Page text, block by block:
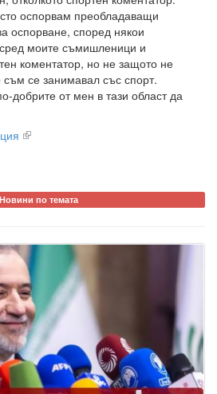
оспорвам преобладаващи
оспорване, според някои
моите съмишленици и
коментатор, но не защото не
се занимавал със спорт.
добрите от мен в тази област да
Новини по темата